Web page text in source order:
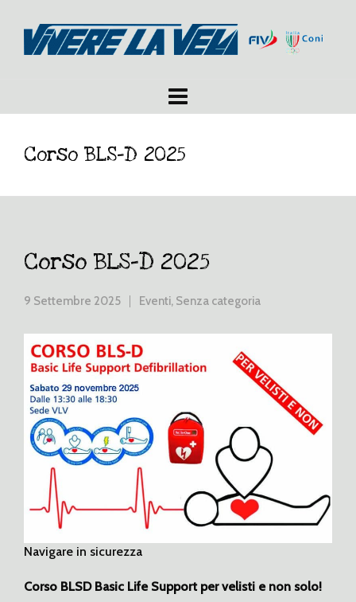
Corso BLS-D 2025
Corso BLS-D 2025
9 Settembre 2025 Eventi, Senza categoria
Navigare in sicurezza
Corso BLSD Basic Life Support per velisti e non solo!